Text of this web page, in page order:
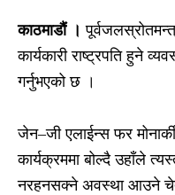
काठमाडाैं ।
कार्यकारी राष्ट्रपति हुने
गर्नुभएको छ ।
जेन–जी एलाईन्स फर
कार्यक्रममा बोल्दै उहाँले
नरहनसक्ने अवस्था आउने